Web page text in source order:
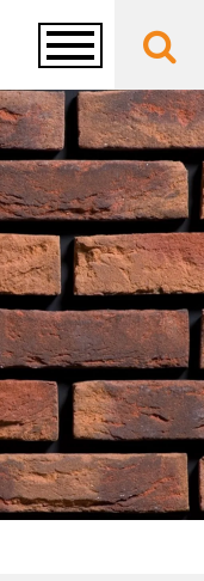
Toggle
navigation